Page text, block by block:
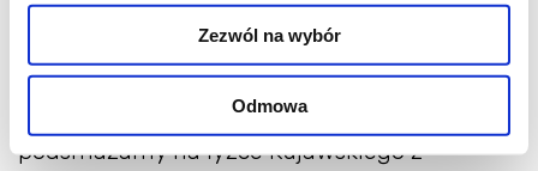
Zezwól na wybór
Odmowa
wrzątkiem i wlewamy do sosu. Doprawiamy
do smaku. Gotujemy ok. 10 minut mieszając
od czasu do czasu.
Cebulę i pieczarki kroimy w małą kostkę i
podsmażamy na łyżce Kujawskiego z